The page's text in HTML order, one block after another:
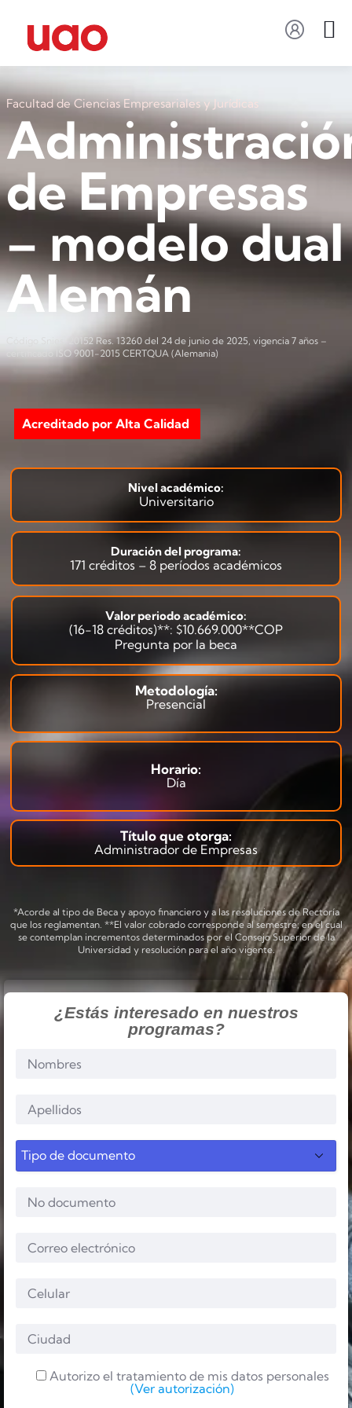
Facultad de Ciencias Empresariales y Jurídicas
de Empresas
– modelo dual
Alemán
Código Snies: 20152 Res. 13260 del 24 de junio de 2025, vigencia 7 años –
certificado ISO 9001-2015 CERTQUA (Alemania)
Acreditado por Alta Calidad
Nivel académico:
Universitario
Duración del programa:
171 créditos – 8 períodos académicos
Valor periodo académico:
(16-18 créditos)**: $10.669.000**COP
Pregunta por la beca
Metodología:
Presencial
Horario:
Día
Título que otorga:
Administrador de Empresas
*Acorde al tipo de Beca y apoyo financiero y a las resoluciones de Rectoría
que los reglamentan. **El valor cobrado corresponde al semestre; en el cual
se contemplan incrementos determinados por el Consejo Superior de la
Universidad y resolución para el año vigente.
¿Estás interesado en nuestros
programas?
Autorizo el tratamiento de mis datos personales
(Ver autorización)